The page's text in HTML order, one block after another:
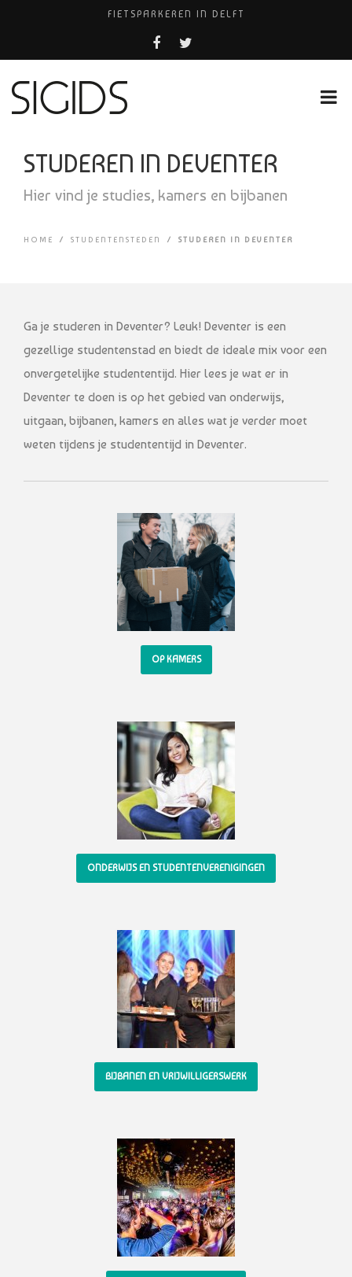
FIETSPARKEREN IN DELFT
PIZZERIA POMPEÏ ￼
BELEEF DE MAGIE VAN FILM BIJ KINEPOLIS
STUDEREN IN DEVENTER
Hier vind je studies, kamers en bijbanen
HOME / STUDENTENSTEDEN / STUDEREN IN DEVENTER
Ga je studeren in Deventer? Leuk! Deventer is een
gezellige studentenstad en biedt de ideale mix voor een
onvergetelijke studententijd. Hier lees je wat er in
Deventer te doen is op het gebied van onderwijs,
uitgaan, bijbanen, kamers en alles wat je verder moet
weten tijdens je studententijd in Deventer.
OP KAMERS
ONDERWIJS EN STUDENTENVERENIGINGEN
BIJBANEN EN VRIJWILLIGERSWERK